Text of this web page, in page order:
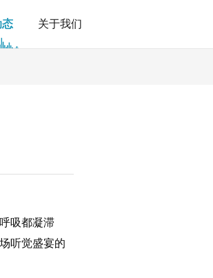
态 关于我们
吸都凝滞
听觉盛宴的